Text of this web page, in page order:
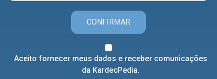
CONFIRMAR
Aceito fornecer meus dados e receber comunicações
da KardecPedia.